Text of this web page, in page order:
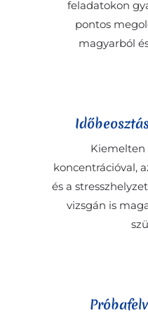
feladatokon
pontos
magyarból
Kiemelten
koncentrációval,
és a
vizsgán is